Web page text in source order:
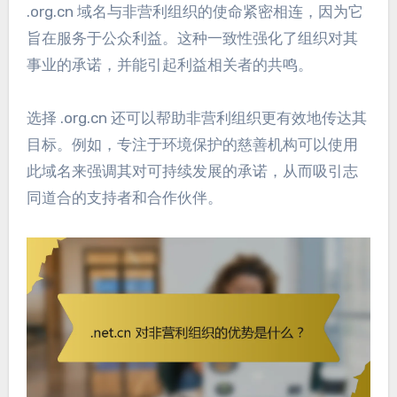
.org.cn 域名与非营利组织的使命紧密相连，因为它
旨在服务于公众利益。这种一致性强化了组织对其
事业的承诺，并能引起利益相关者的共鸣。
选择 .org.cn 还可以帮助非营利组织更有效地传达其
目标。例如，专注于环境保护的慈善机构可以使用
此域名来强调其对可持续发展的承诺，从而吸引志
同道合的支持者和合作伙伴。